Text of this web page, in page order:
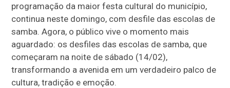
programação da maior festa cultural do município,
continua neste domingo, com desfile das escolas de
samba. Agora, o público vive o momento mais
aguardado: os desfiles das escolas de samba, que
começaram na noite de sábado (14/02),
transformando a avenida em um verdadeiro palco de
cultura, tradição e emoção.